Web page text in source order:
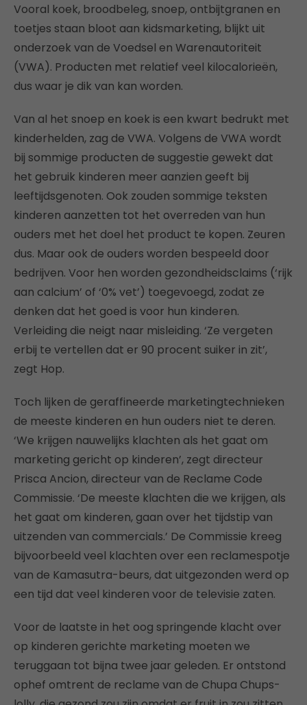
Vooral koek, broodbeleg, snoep, ontbijtgranen en
toetjes staan bloot aan kidsmarketing, blijkt uit
onderzoek van de Voedsel en Warenautoriteit
(VWA). Producten met relatief veel kilocalorieën,
dus waar je dik van kan worden.
Van al het snoep en koek is een kwart bedrukt met
kinderhelden, zag de VWA. Volgens de VWA wordt
bij sommige producten de suggestie gewekt dat
het gebruik kinderen meer aanzien geeft bij
leeftijdsgenoten. Ook zouden sommige teksten
kinderen aanzetten tot het overreden van hun
ouders met het doel het product te kopen. Zeuren
dus. Maar ook de ouders worden bespeeld door
bedrijven. Voor hen worden gezondheidsclaims (‘rijk
aan calcium’ of ‘0% vet’) toegevoegd, zodat ze
denken dat het goed is voor hun kinderen.
Verleiding die neigt naar misleiding. ‘Ze vergeten
erbij te vertellen dat er 90 procent suiker in zit’,
zegt Hop.
Toch lijken de geraffineerde marketingtechnieken
de meeste kinderen en hun ouders niet te deren.
‘We krijgen nauwelijks klachten als het gaat om
marketing gericht op kinderen’, zegt directeur
Prisca Ancion, directeur van de Reclame Code
Commissie. ‘De meeste klachten die we krijgen, als
het gaat om kinderen, gaan over het tijdstip van
uitzenden van commercials.’ De Commissie kreeg
bijvoorbeeld veel klachten over een reclamespotje
van de Kamasutra-beurs, dat uitgezonden werd op
een tijd dat veel kinderen voor de televisie zaten.
Voor de laatste in het oog springende klacht over
op kinderen gerichte marketing moeten we
teruggaan tot bijna twee jaar geleden. Er ontstond
ophef omtrent de reclame van de Chupa Chups-